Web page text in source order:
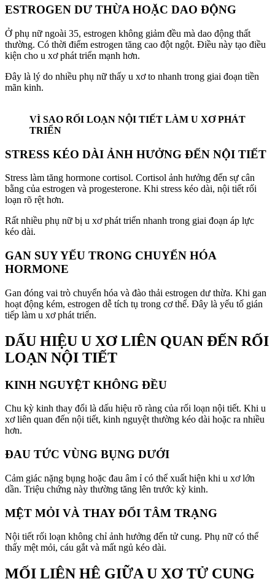
ESTROGEN DƯ THỪA HOẶC DAO ĐỘNG
Ở phụ nữ ngoài 35, estrogen không giảm đều mà dao động thất
thường. Có thời điểm estrogen tăng cao đột ngột. Điều này tạo điều
kiện cho u xơ phát triển mạnh hơn.
Đây là lý do nhiều phụ nữ thấy u xơ to nhanh trong giai đoạn tiền
mãn kinh.
VÌ SAO RỐI LOẠN NỘI TIẾT LÀM U XƠ PHÁT
TRIỂN
STRESS KÉO DÀI ẢNH HƯỞNG ĐẾN NỘI TIẾT
Stress làm tăng hormone cortisol. Cortisol ảnh hưởng đến sự cân
bằng của estrogen và progesterone. Khi stress kéo dài, nội tiết rối
loạn rõ rệt hơn.
Rất nhiều phụ nữ bị u xơ phát triển nhanh trong giai đoạn áp lực
kéo dài.
GAN SUY YẾU TRONG CHUYỂN HÓA
HORMONE
Gan đóng vai trò chuyển hóa và đào thải estrogen dư thừa. Khi gan
hoạt động kém, estrogen dễ tích tụ trong cơ thể. Đây là yếu tố gián
tiếp làm u xơ phát triển.
DẤU HIỆU U XƠ LIÊN QUAN ĐẾN RỐI
LOẠN NỘI TIẾT
KINH NGUYỆT KHÔNG ĐỀU
Chu kỳ kinh thay đổi là dấu hiệu rõ ràng của rối loạn nội tiết. Khi u
xơ liên quan đến nội tiết, kinh nguyệt thường kéo dài hoặc ra nhiều
hơn.
ĐAU TỨC VÙNG BỤNG DƯỚI
Cảm giác nặng bụng hoặc đau âm ỉ có thể xuất hiện khi u xơ lớn
dần. Triệu chứng này thường tăng lên trước kỳ kinh.
MỆT MỎI VÀ THAY ĐỔI TÂM TRẠNG
Nội tiết rối loạn không chỉ ảnh hưởng đến tử cung. Phụ nữ có thể
thấy mệt mỏi, cáu gắt và mất ngủ kéo dài.
MỐI LIÊN HỆ GIỮA U XƠ TỬ CUNG